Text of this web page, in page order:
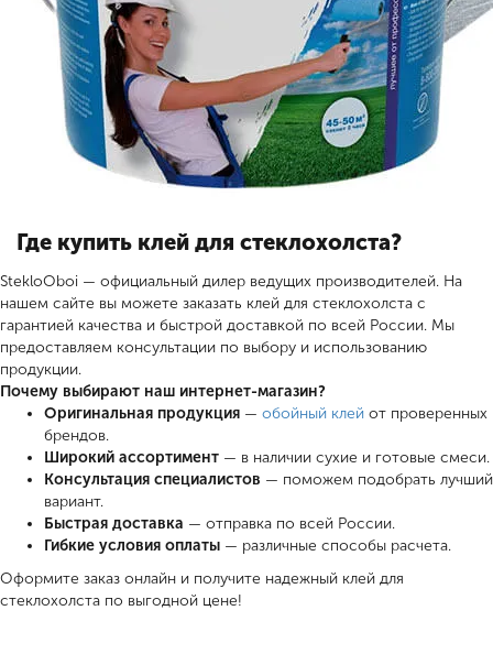
Где купить клей для стеклохолста?
StekloOboi — официальный дилер ведущих производителей. На
нашем сайте вы можете заказать клей для стеклохолста с
гарантией качества и быстрой доставкой по всей России. Мы
предоставляем консультации по выбору и использованию
продукции.
Почему выбирают наш интернет-магазин?
Оригинальная продукция — обойный клей от проверенных
брендов.
Широкий ассортимент — в наличии сухие и готовые смеси.
Консультация специалистов — поможем подобрать лучший
вариант.
Быстрая доставка — отправка по всей России.
Гибкие условия оплаты — различные способы расчета.
Оформите заказ онлайн и получите надежный клей для
стеклохолста по выгодной цене!